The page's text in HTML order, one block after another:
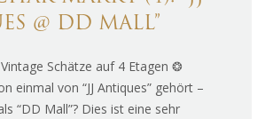
@ DD MALL”
Schätze auf 4 Etagen ❂
einmal von “JJ Antiques” gehört –
“DD Mall”? Dies ist eine sehr